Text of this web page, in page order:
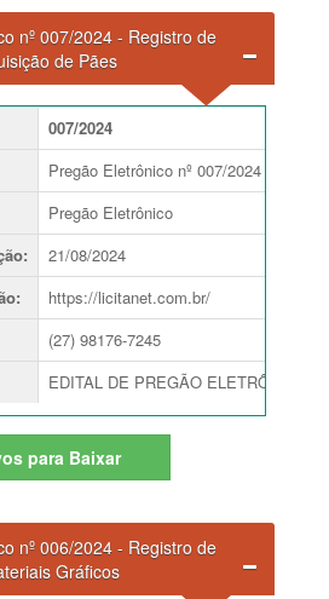
nº 007/2024 - Registro de
de Pães
007/2024
Pregão Eletrônico nº 007/2024 -
Pregão Eletrônico
:
21/08/2024
:
https://licitanet.com.br/
(27) 98176-7245
EDITAL DE PREGÃO ELETRÔNICO
para Baixar
nº 006/2024 - Registro de
Gráficos